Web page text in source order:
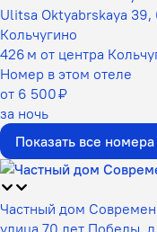
Ulitsa Oktyabrskaya 39,
Кольчугино
426 м от центра
Номер в этом отеле
от 6 500 ₽
за ночь
Показать все номера
Частный дом
улица 70 лет Победы,